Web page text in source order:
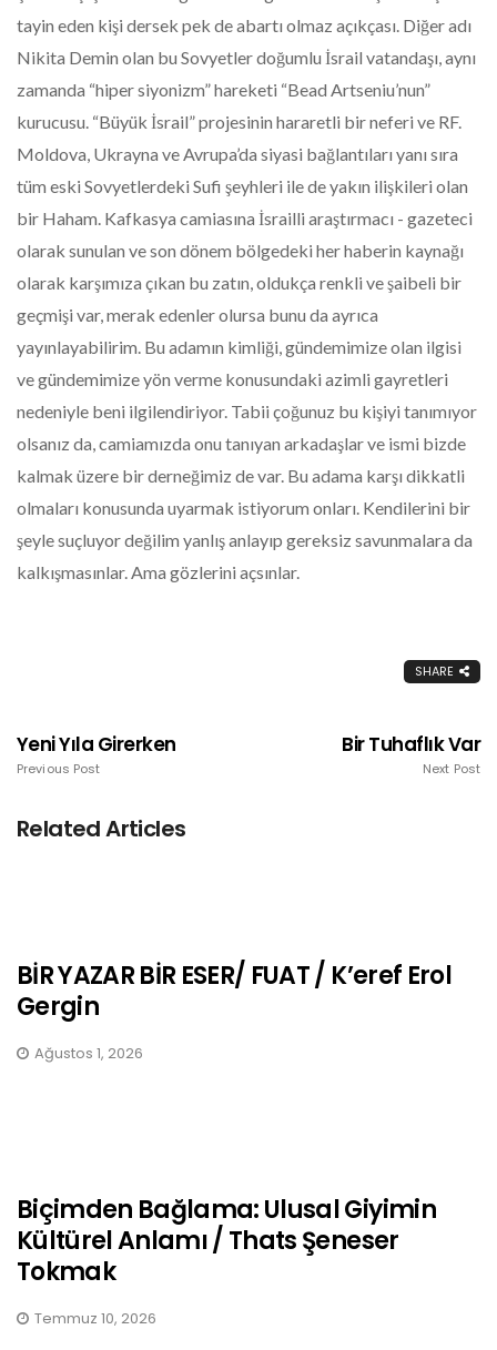
tayin eden kişi dersek pek de abartı olmaz açıkçası. Diğer adı
Nikita Demin olan bu Sovyetler doğumlu İsrail vatandaşı, aynı
zamanda “hiper siyonizm” hareketi “Bead Artseniu’nun”
kurucusu. “Büyük İsrail” projesinin hararetli bir neferi ve RF.
Moldova, Ukrayna ve Avrupa’da siyasi bağlantıları yanı sıra
tüm eski Sovyetlerdeki Sufi şeyhleri ile de yakın ilişkileri olan
bir Haham. Kafkasya camiasına İsrailli araştırmacı - gazeteci
olarak sunulan ve son dönem bölgedeki her haberin kaynağı
olarak karşımıza çıkan bu zatın, oldukça renkli ve şaibeli bir
geçmişi var, merak edenler olursa bunu da ayrıca
yayınlayabilirim. Bu adamın kimliği, gündemimize olan ilgisi
ve gündemimize yön verme konusundaki azimli gayretleri
nedeniyle beni ilgilendiriyor. Tabii çoğunuz bu kişiyi tanımıyor
olsanız da, camiamızda onu tanıyan arkadaşlar ve ismi bizde
kalmak üzere bir derneğimiz de var. Bu adama karşı dikkatli
olmaları konusunda uyarmak istiyorum onları. Kendilerini bir
şeyle suçluyor değilim yanlış anlayıp gereksiz savunmalara da
kalkışmasınlar. Ama gözlerini açsınlar.
SHARE
Yeni Yıla Girerken
Previous Post
Bir Tuhaflık Var
Next Post
Related Articles
BİR YAZAR BİR ESER/ FUAT / K’eref Erol
Gergin
Ağustos 1, 2026
Biçimden Bağlama: Ulusal Giyimin
Kültürel Anlamı / Thats Şeneser
Tokmak
Temmuz 10, 2026